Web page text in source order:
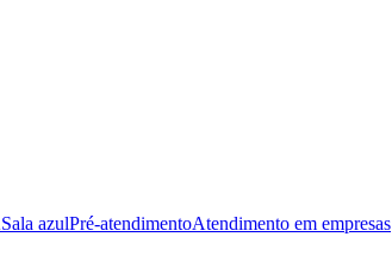
Sala azulPré-atendimentoAtendimento em empresas